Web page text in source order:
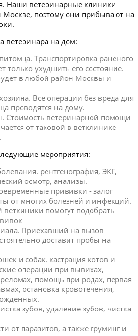
Наши ветеринарные клиники
Москве, поэтому они прибывают на
ветеринара на дом:
Транспортировка раненого
только ухудшить его состояние.
в любой район Москвы и
Все операции без вреда для
проводятся на дому.
Стоимость ветеринарной помощи
от таковой в ветклинике
мероприятия:
рентгенография, ЭКГ,
осмотр, анализы.
прививки - залог
от многих болезней и инфекций.
помогут подобрать
Приехавший на вызов
доставит пробы на
и собак, кастрация котов и
операции при вывихах,
помощь при родах, первая
остановка кровотечения,
зубов, удаление зубов, чистка
от паразитов, а также груминг и